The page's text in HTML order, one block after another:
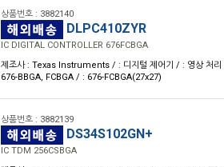
상품번호 : 3882140
DLPC410ZYR
IC DIGITAL CONTROLLER 676FCBGA
제조사 : Texas Instruments / : 디지털 제어기 / : 영상 처리
676-BBGA, FCBGA / : 676-FCBGA(27x27)
상품번호 : 3882139
DS34S102GN+
IC TDM 256CSBGA